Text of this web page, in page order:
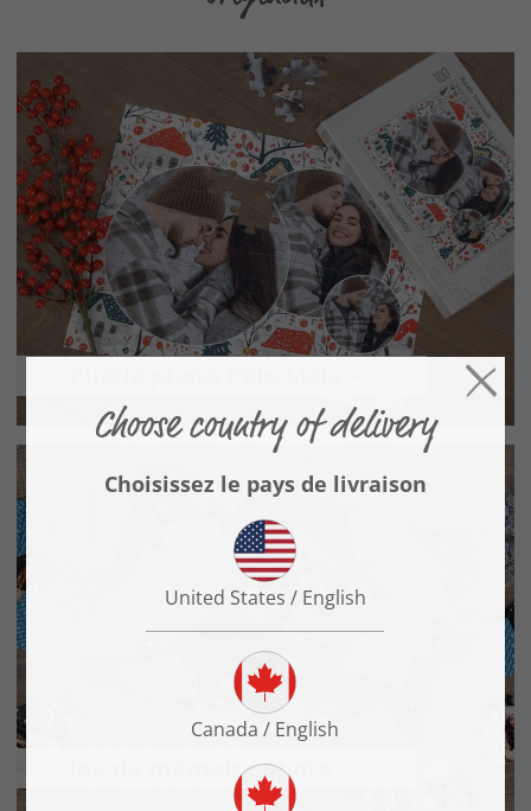
Jeu de mémoire photo >>